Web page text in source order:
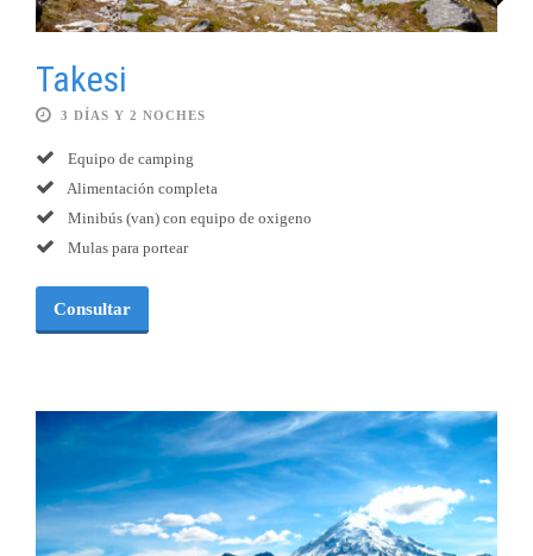
Takesi
3 DÍAS Y 2 NOCHES
Equipo de camping
Alimentación completa
Minibús (van) con equipo de oxigeno
Mulas para portear
Consultar